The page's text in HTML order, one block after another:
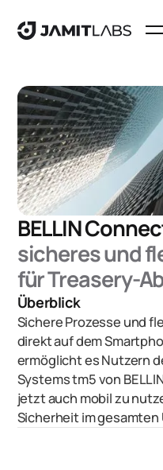
BELLIN
sicheres und
für Treasery-
Überblick
Sichere Prozesse und
direkt auf dem
ermöglicht es Nutzern
Systems tm5 von
jetzt auch mobil zu
Sicherheit im